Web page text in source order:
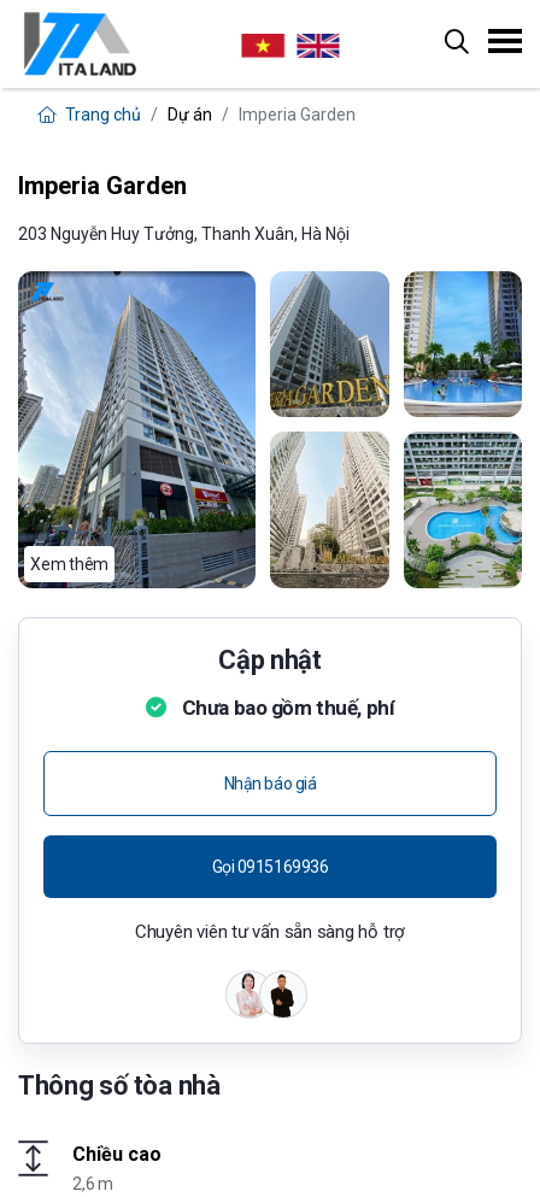
Trang chủ Dự án Imperia Garden
Imperia Garden
203 Nguyễn Huy Tưởng, Thanh Xuân, Hà Nội
Xem thêm
Thông số tòa nhà
Chiều cao
2,6 m
Cập nhật
Chưa bao gồm thuế, phí
Nhận báo giá
Gọi 0915169936
Chuyên viên tư vấn sẵn sàng hỗ trợ